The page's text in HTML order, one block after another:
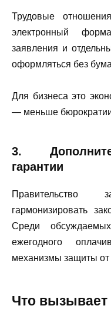
Трудовые
электронный
заявления и
оформляться без
Для бизнеса это
— меньше
3.
гарантии
гармонизировать
Среди
ежегодного
механизмы защиты от
Что